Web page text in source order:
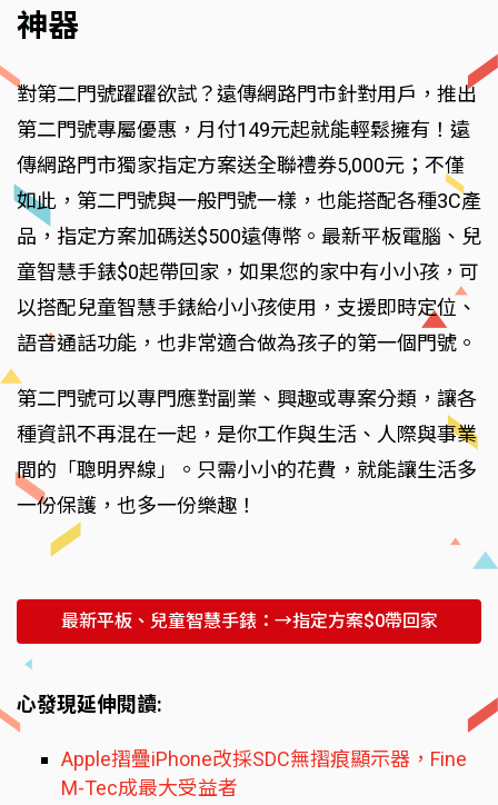
神器
對第二門號躍躍欲試？遠傳網路門市針對用戶，推出
第二門號專屬優惠，月付149元起就能輕鬆擁有！遠
傳網路門市獨家指定方案送全聯禮券5,000元；不僅
如此，第二門號與一般門號一樣，也能搭配各種3C產
品，指定方案加碼送$500遠傳幣。最新平板電腦、兒
童智慧手錶$0起帶回家，如果您的家中有小小孩，可
以搭配兒童智慧手錶給小小孩使用，支援即時定位、
語音通話功能，也非常適合做為孩子的第一個門號。
第二門號可以專門應對副業、興趣或專案分類，讓各
種資訊不再混在一起，是你工作與生活、人際與事業
間的「聰明界線」。只需小小的花費，就能讓生活多
一份保護，也多一份樂趣！
最新平板、兒童智慧手錶：→指定方案$0帶回家
心發現延伸閱讀:
Apple摺疊iPhone改採SDC無摺痕顯示器，Fine
M-Tec成最大受益者